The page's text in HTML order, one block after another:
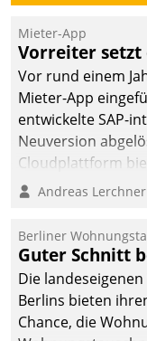
Mieter-App
Vorreiter setzt
Vor rund einem
Mieter-App
entwickelte SAP-
Neuversion
Cloudplattform
die Funktionalität
integrieren.
Andreas Lerchner
Berliner
Guter Schnitt
Die
Berlins bieten
Chance, die